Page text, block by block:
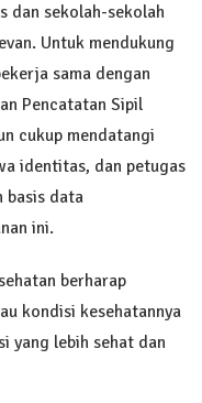
dan sekolah-sekolah
Untuk mendukung
sama dengan
Pencatatan Sipil
cukup mendatangi
identitas, dan petugas
basis data
ini.
berharap
kondisi kesehatannya
yang lebih sehat dan